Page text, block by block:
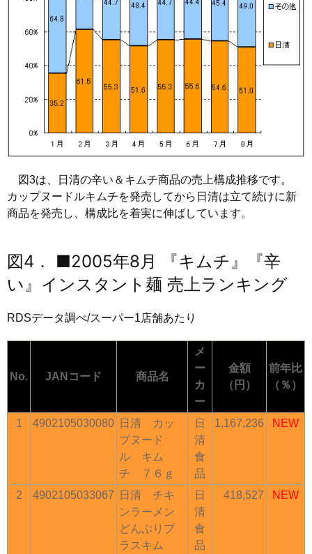
図3は、日清の辛い＆キムチ商品の売上構成推移です。
カップヌードルキムチを発売してから日清は立て続けに新
商品を発売し、構成比を着実に伸ばしています。
図4． ■2005年8月 『キムチ』『辛
い』インスタント麺 売上ランキング
RDSデータ調べ/スーパー1店舗あたり
No. JANコード 商品名
メ
ー
カ
ー
金額
（円）
前年比
（％）
1 4902105030080 日清 カッ
プヌード
ル キム
チ ７６ｇ
日
清
食
品
1,167,236 NEW
2 4902105033067
日清 チキ
ンラーメン
どんぶりプ
ラスキム
日
清
食
品
418,527 NEW